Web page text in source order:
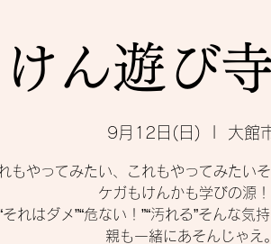
ん遊び
9月12日(日) 大館
もやってみたい、これもやってみたい
ケガもけんかも学びの源！
それはダメ”“危ない！”“汚れる”そんな気
親も一緒にあそんじゃえ。